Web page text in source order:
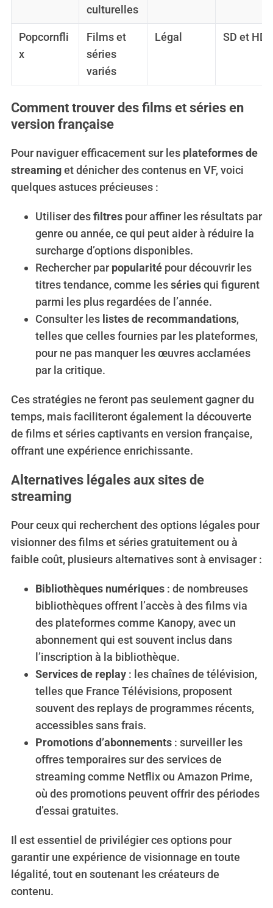
culturelles
Popcornfli
x
Films et
séries
variés
Légal SD et HD
Comment trouver des films et séries en
version française
Pour naviguer efficacement sur les plateformes de
streaminget dénicher des contenus en VF, voici
quelques astuces précieuses :
Utiliser desfiltrespour affiner les résultats par
genre ou année, ce qui peut aider à réduire la
surcharge d’options disponibles.
Rechercher par popularitépour découvrir les
titres tendance, comme lessériesqui figurent
parmi les plus regardées de l’année.
Consulter les listes de recommandations,
telles que celles fournies par les plateformes,
pour ne pas manquer les œuvres acclamées
par la critique.
Ces stratégies ne feront pas seulement gagner du
temps, mais faciliteront également la découverte
de films et séries captivants en version française,
offrant une expérience enrichissante.
Alternatives légales aux sites de
streaming
Pour ceux qui recherchent des options légales pour
visionner des films et séries gratuitement ou à
faible coût, plusieurs alternatives sont à envisager :
Bibliothèques numériques: de nombreuses
bibliothèques offrent l’accès à des films via
des plateformes comme Kanopy, avec un
abonnement qui est souvent inclus dans
l’inscription à la bibliothèque.
Services de replay: les chaînes de télévision,
telles que France Télévisions, proposent
souvent des replays de programmes récents,
accessibles sans frais.
Promotions d’abonnements: surveiller les
offres temporaires sur des services de
streaming comme Netflix ou Amazon Prime,
où des promotions peuvent offrir des périodes
d’essai gratuites.
Il est essentiel de privilégier ces options pour
garantir une expérience de visionnage en toute
légalité, tout en soutenant les créateurs de
contenu.